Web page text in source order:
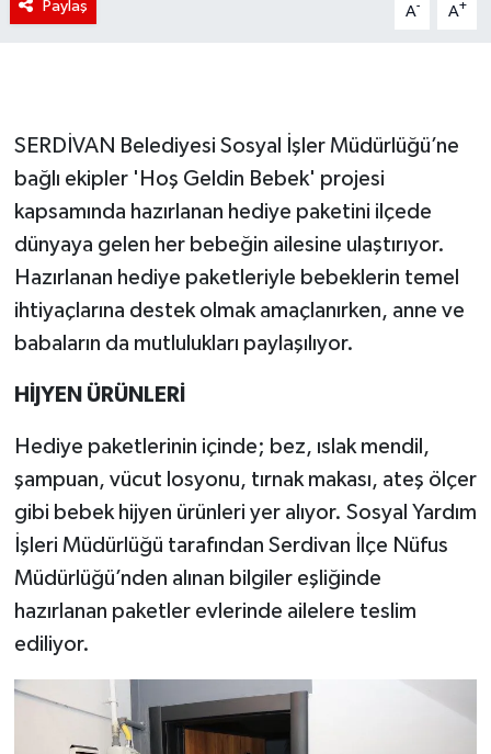
Paylaş A- A+
SERDİVAN Belediyesi Sosyal İşler Müdürlüğü’ne
bağlı ekipler 'Hoş Geldin Bebek' projesi
kapsamında hazırlanan hediye paketini ilçede
dünyaya gelen her bebeğin ailesine ulaştırıyor.
Hazırlanan hediye paketleriyle bebeklerin temel
ihtiyaçlarına destek olmak amaçlanırken, anne ve
babaların da mutlulukları paylaşılıyor.
HİJYEN ÜRÜNLERİ
Hediye paketlerinin içinde; bez, ıslak mendil,
şampuan, vücut losyonu, tırnak makası, ateş ölçer
gibi bebek hijyen ürünleri yer alıyor. Sosyal Yardım
İşleri Müdürlüğü tarafından Serdivan İlçe Nüfus
Müdürlüğü’nden alınan bilgiler eşliğinde
hazırlanan paketler evlerinde ailelere teslim
ediliyor.